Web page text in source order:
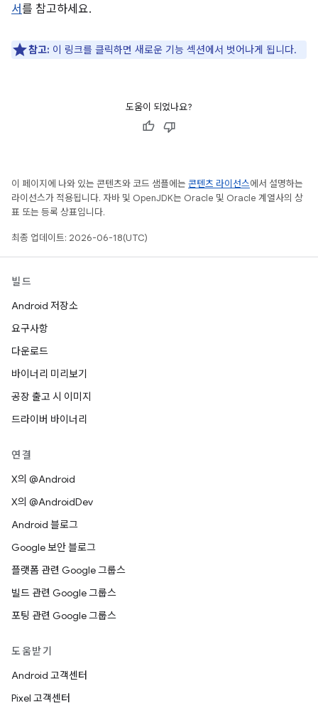
서를 참고하세요.
참고: 이 링크를 클릭하면 새로운 기능 섹션에서 벗어나게 됩니다.
도움이 되었나요?
이 페이지에 나와 있는 콘텐츠와 코드 샘플에는 콘텐츠 라이선스에서 설명하는
라이선스가 적용됩니다. 자바 및 OpenJDK는 Oracle 및 Oracle 계열사의 상
표 또는 등록 상표입니다.
최종 업데이트: 2026-06-18(UTC)
빌드
Android 저장소
요구사항
다운로드
바이너리 미리보기
공장 출고 시 이미지
드라이버 바이너리
연결
X의 @Android
X의 @AndroidDev
Android 블로그
Google 보안 블로그
플랫폼 관련 Google 그룹스
빌드 관련 Google 그룹스
포팅 관련 Google 그룹스
도움받기
Android 고객센터
Pixel 고객센터